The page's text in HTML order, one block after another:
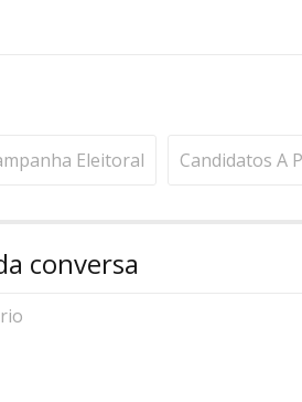
Eleitoral Candidatos A
conversa